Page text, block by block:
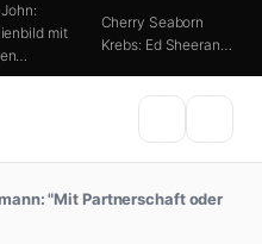
mit
Cherry Seaborn
Krebs: Ed Sheeran…
"Mit Partnerschaft oder